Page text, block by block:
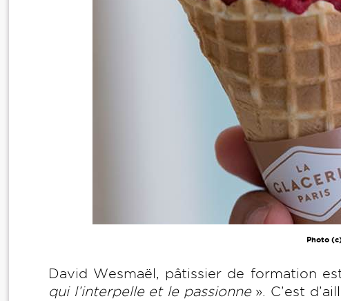
Photo
David Wesmaël, pâtissier de formation
qui l’interpelle et le passionne». C’est